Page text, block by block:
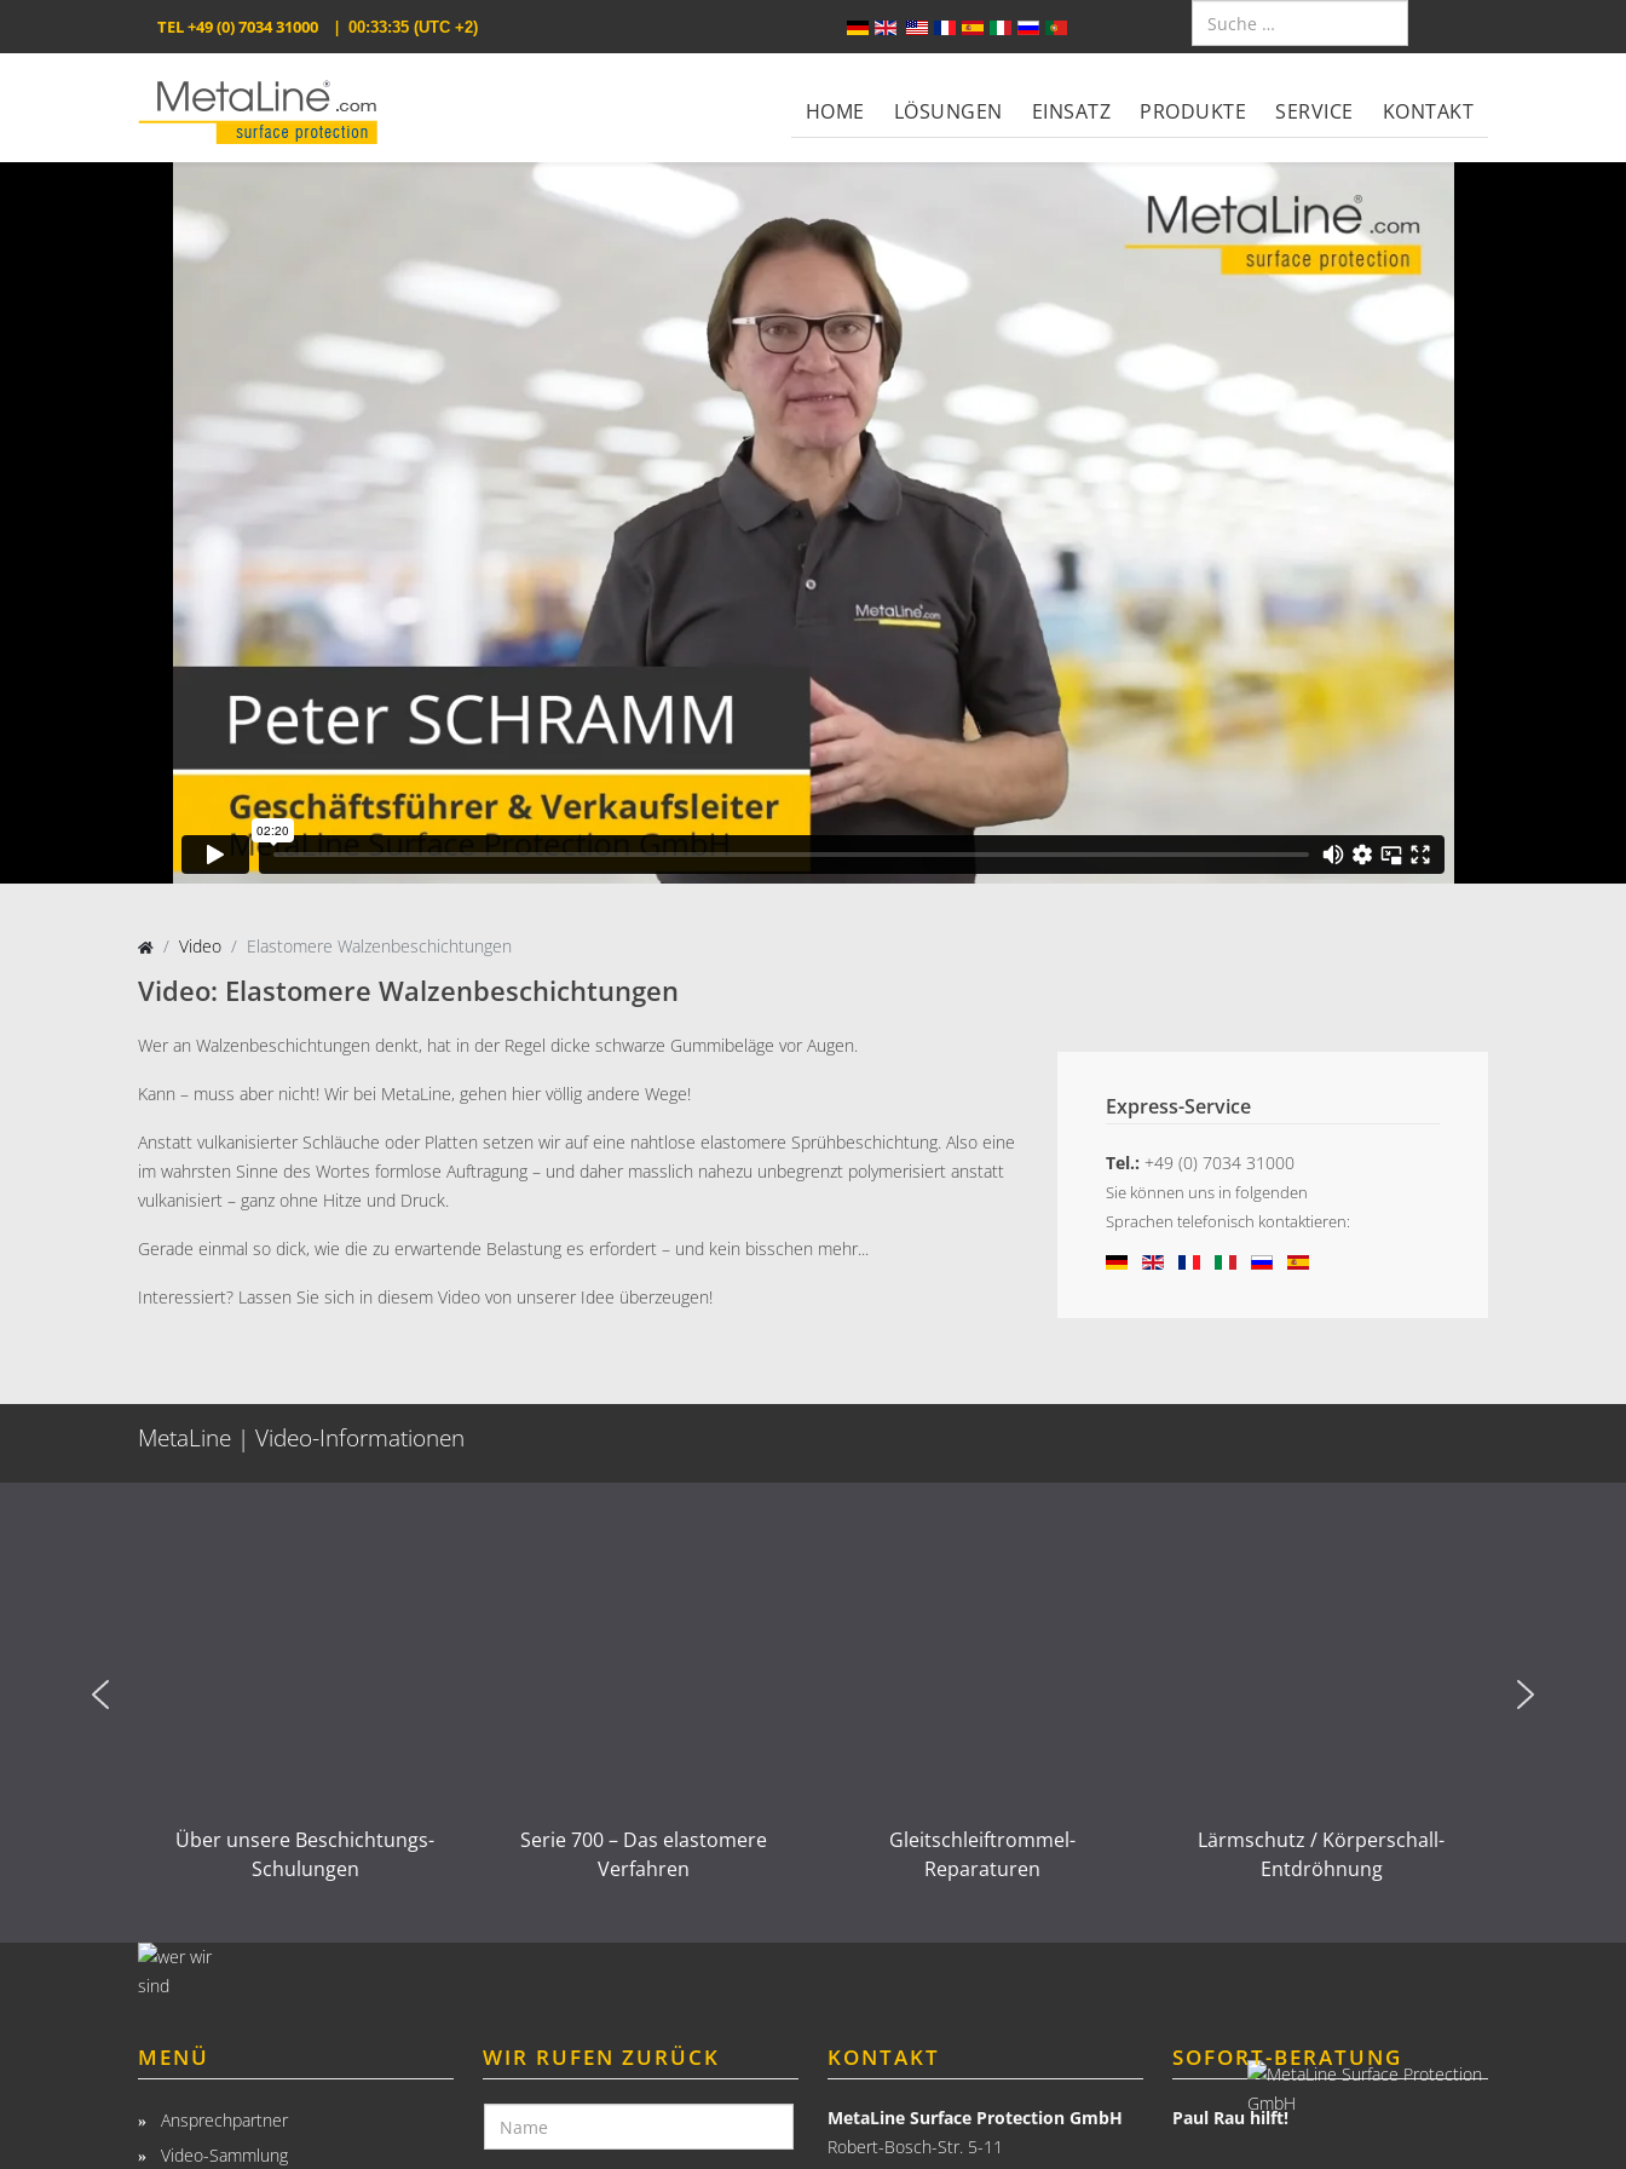
TEL+49 (0) 7034 31000 | 00:33:36 (UTC +2)
HOME LÖSUNGEN EINSATZ PRODUKTE SERVICE KONTAKT
Video Elastomere Walzenbeschichtungen
Video: Elastomere Walzenbeschichtungen
Wer an Walzenbeschichtungen denkt, hat in der Regel dicke schwarze Gummibeläge vor Augen.
Kann – muss aber nicht! Wir bei MetaLine, gehen hier völlig andere Wege!
Anstatt vulkanisierter Schläuche oder Platten setzen wir auf eine nahtlose elastomere Sprühbeschichtung. Also eine
im wahrsten Sinne des Wortes formlose Auftragung – und daher masslich nahezu unbegrenzt polymerisiert anstatt
vulkanisiert – ganz ohne Hitze und Druck.
Gerade einmal so dick, wie die zu erwartende Belastung es erfordert – und kein bisschen mehr...
Interessiert? Lassen Sie sich in diesem Video von unserer Idee überzeugen!
Express-Service
Tel.: +49 (0) 7034 31000
Sie können uns in folgenden
Sprachen telefonisch kontaktieren:
MetaLine | Video-Informationen
Serie 700 – Das elastomere
Verfahren
Gleitschleiftrommel-
Reparaturen
Lärmschutz / Körperschall-
Entdröhnung
Über unsere Beschichtungs-
Schulungen
MENÜ
Ansprechpartner
Video-Sammlung
WIR RUFEN ZURÜCK KONTAKT
MetaLine Surface Protection GmbH
Robert-Bosch-Str. 5-11
SOFORT-BERATUNG
Paul Rau hilft!